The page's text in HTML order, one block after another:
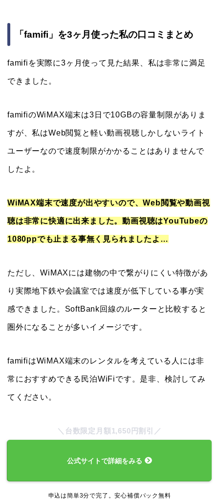
「famifi」を3ヶ月使った私の口コミまとめ
famifiを実際に3ヶ月使って見た結果、私は非常に満足
できました。
famifiのWiMAX端末は3日で10GBの容量制限がありま
すが、私はWeb閲覧と軽い動画視聴しかしないライト
ユーザーなので速度制限がかかることはありませんで
したよ。
WiMAX端末で速度が出やすいので、Web閲覧や動画視
聴は非常に快適に出来ました。動画視聴はYouTubeの
1080ppでも止まる事無く見られましたよ…
ただし、WiMAXには建物の中で繋がりにくい特徴があ
り実際地下鉄や会議室では速度が低下している事が実
感できました。SoftBank回線のルーターと比較すると
圏外になることが多いイメージです。
famifiはWiMAX端末のレンタルを考えている人には非
常におすすめできる民泊WiFiです。是非、検討してみ
てください。
＼台数限定月額1,650円割引／
公式サイトで詳細をみる
申込は簡単3分で完了。安心補償パック無料